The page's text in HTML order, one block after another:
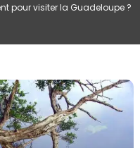
pour visiter la Guadeloupe ?